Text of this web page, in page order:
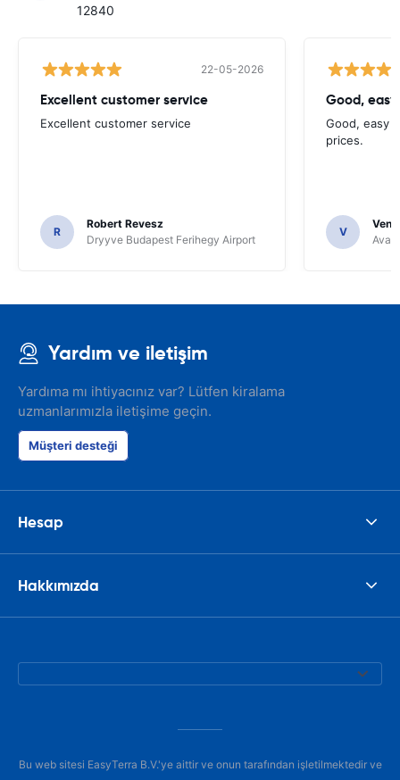
12840
22-05-2026
Excellent customer service
Excellent customer service
R
Robert Revesz
Dryyve Budapest Ferihegy Airport
Good,
Good, easy
prices.
V
Yardım ve iletişim
Yardıma mı ihtiyacınız var? Lütfen kiralama
uzmanlarımızla iletişime geçin.
Müşteri desteği
Hesap
Hakkımızda
Bu web sitesi EasyTerra B.V.'ye aittir ve onun tarafından işletilmektedir ve